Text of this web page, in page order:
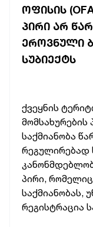
ᲝᲤᲘᲡᲘᲡ
ᲞᲘᲠᲘ ᲐᲠ
ᲔᲠᲝᲕᲜᲣᲚᲘ
ᲡᲣᲑᲘᲔᲥᲢᲡ
ქვეყნის
მომსახურების
საქმიანობა
რეგულირებად
პირი,
საქმიანობას,
რეგისტრაცია